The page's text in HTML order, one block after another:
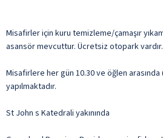
Misafirler için kuru temizleme/çamaşır
asansör mevcuttur. Ücretsiz otopark vardır.
Misafirlere her gün 10.30 ve öğlen
yapılmaktadır.
St John s Katedrali yakınında